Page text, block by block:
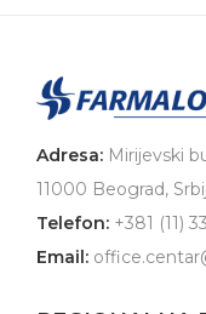
Adresa: Mirijevski
11000 Beograd,
Telefon: +381 (11)
Email: